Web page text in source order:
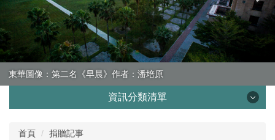
東華圖像：第二名《早晨》作者：潘培原
資訊分類清單
資訊分類清單
首頁 捐贈記事